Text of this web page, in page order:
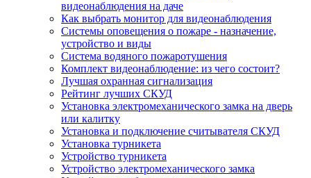
видеонаблюдения на даче
Как выбрать монитор для видеонаблюдения
Системы оповещения о пожаре - назначение,
устройство и виды
Система водяного пожаротушения
Комплект видеонаблюдение: из чего состоит?
Лучшая охранная сигнализация
Рейтинг лучших СКУД
Установка электромеханического замка на дверь
или калитку
Установка и подключение считывателя СКУД
Установка турникета
Устройство турникета
Устройство электромеханического замка